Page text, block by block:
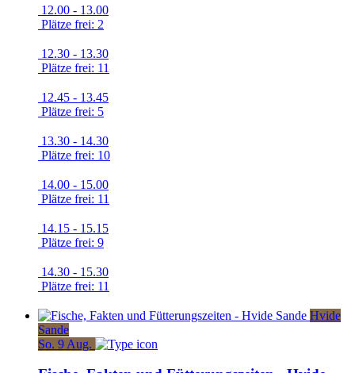
12.00 - 13.00
Plätze frei: 2
12.30 - 13.30
Plätze frei: 11
12.45 - 13.45
Plätze frei: 5
13.30 - 14.30
Plätze frei: 10
14.00 - 15.00
Plätze frei: 11
14.15 - 15.15
Plätze frei: 9
14.30 - 15.30
Plätze frei: 11
Hvide
Sande
So. 9 Aug.